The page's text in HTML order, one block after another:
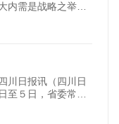
是战略之举，
日报讯（四川日
５日，省委常